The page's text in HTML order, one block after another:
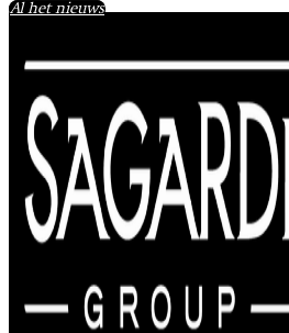
Al het nieuws